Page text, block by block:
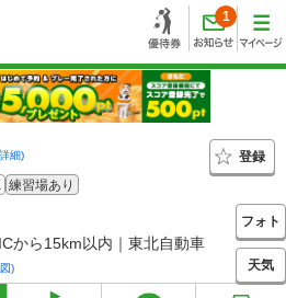
1
細)
登録
練習場あり
から15km以内｜東北自動車
)
フォト
天気